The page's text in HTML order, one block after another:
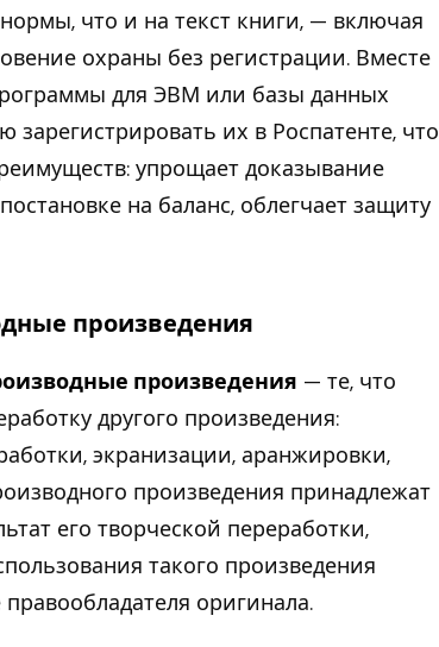
что и на текст книги, — включая
охраны без регистрации. Вместе
для ЭВМ или базы данных
их в Роспатенте, что
упрощает доказывание
на баланс, облегчает защиту
произведения
произведения — те, что
другого произведения:
экранизации, аранжировки,
произведения принадлежат
его творческой переработки,
такого произведения
оригинала.